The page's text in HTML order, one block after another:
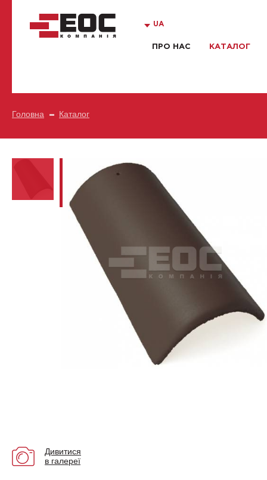
UA
ПРО НАС КАТАЛОГ
Головна Каталог
Дивитися
в галереї